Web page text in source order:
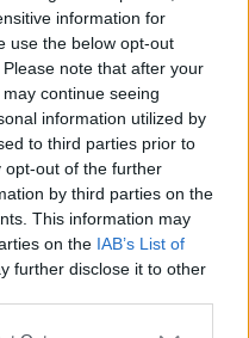
information for
use the below opt-out
note that after your
continue seeing
information utilized by
to third parties prior to
opt-out of the further
by third parties on the
This information may
on the IAB’s List of
further disclose it to other